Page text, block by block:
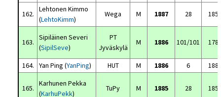
162.
Lehtonen Kimmo
(LehtoKimm)
Wega M 1887 28
163.
Sipiläinen Severi
(SipilSeve)
PT
Jyväskylä
M 1886 101/101
164. Yan Ping (YanPing) HUT M 1886 6
165.
Karhunen Pekka
(KarhuPekk)
TuPy M 1885 28